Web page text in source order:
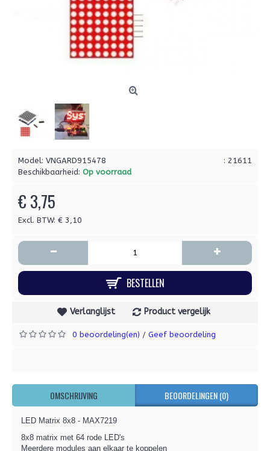
: 21611
Model: VNGARD915478
Beschikbaarheid: Op voorraad
€ 3,75
Excl. BTW: € 3,10
- +
BESTELLEN
Verlanglijst Product vergelijk
0 beoordeling(en) / Geef beoordeling
OMSCHRIJVING BEOORDELINGEN (0)
LED Matrix 8x8 - MAX7219
8x8 matrix met 64 rode LED's
Meerdere modules aan elkaar te koppelen